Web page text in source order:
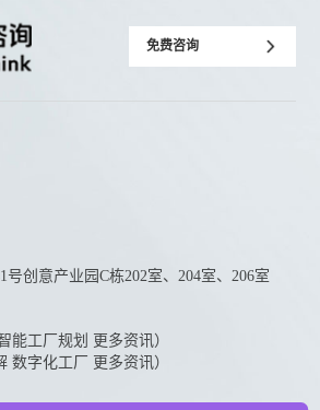
免费咨询
创意产业园C栋202室、204室、206室
能工厂规划 更多资讯）
数字化工厂 更多资讯）